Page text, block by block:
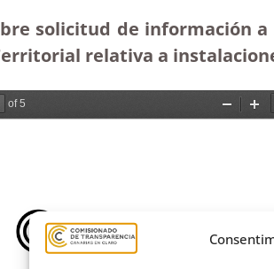
solicitud de información
relativa a